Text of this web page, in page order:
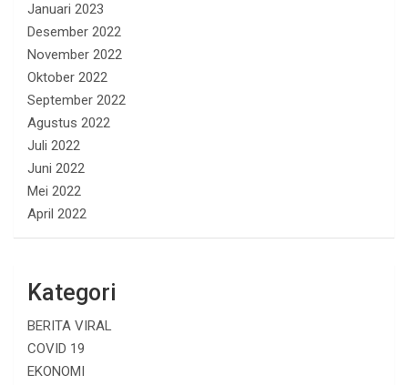
Januari 2023
Desember 2022
November 2022
Oktober 2022
September 2022
Agustus 2022
Juli 2022
Juni 2022
Mei 2022
April 2022
Kategori
BERITA VIRAL
COVID 19
EKONOMI